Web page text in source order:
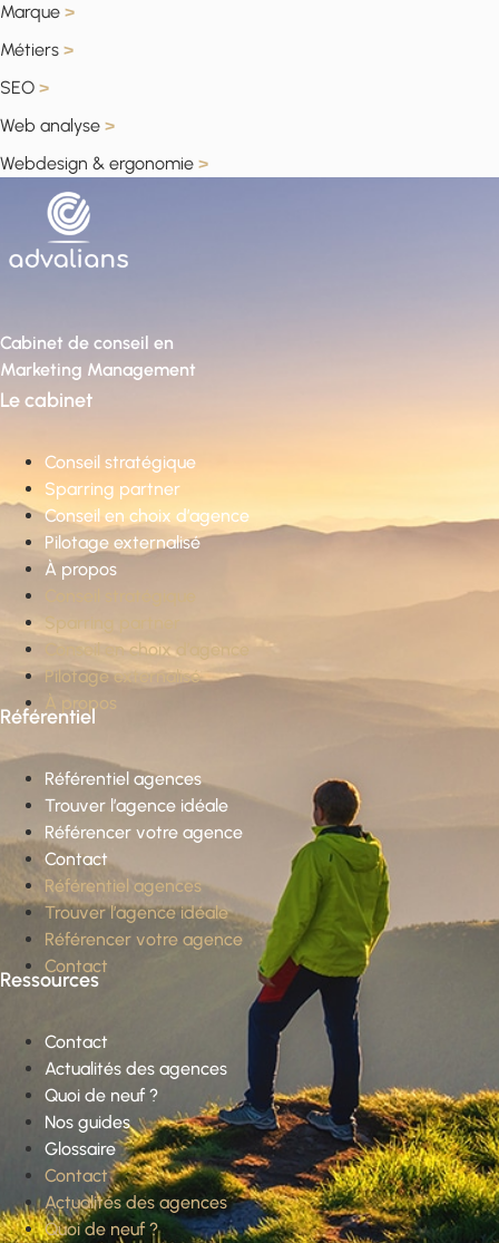
Marque >
Métiers >
SEO >
Web analyse >
Webdesign & ergonomie >
Cabinet de conseil en
Marketing Management
Le cabinet
Conseil stratégique
Sparring partner
Conseil en choix d’agence
Pilotage externalisé
À propos
Conseil stratégique
Sparring partner
Conseil en choix d’agence
Pilotage externalisé
À propos
Référentiel
Référentiel agences
Trouver l’agence idéale
Référencer votre agence
Contact
Référentiel agences
Trouver l’agence idéale
Référencer votre agence
Contact
Ressources
Contact
Actualités des agences
Quoi de neuf ?
Nos guides
Glossaire
Contact
Actualités des agences
Quoi de neuf ?